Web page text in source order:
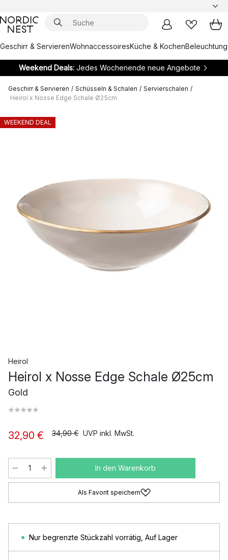
Geschirr & ServierenWohnaccessoiresKüche & KochenBeleuchtung
Weekend Deals:Jedes Wochenende neue Angebote
Geschirr & Servieren / Schüsseln & Schalen / Servierschalen /
Heirol x Nosse Edge Schale Ø25cm
WEEKEND DEAL
Heirol
Heirol x Nosse Edge Schale Ø25cm
Gold
32,90 € 34,90 € UVP inkl. MwSt.
In den Warenkorb
Als Favorit speichern
Nur begrenzte Stückzahl vorrätig Auf Lager